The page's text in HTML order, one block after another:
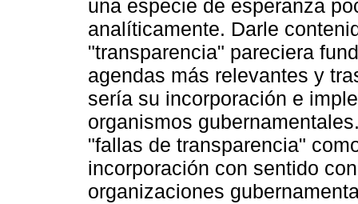
una especie de esperanza
analíticamente. Darle
"transparencia" pareciera
agendas más relevantes y
sería su incorporación e
organismos
"fallas de transparencia"
incorporación con sentido
organizaciones